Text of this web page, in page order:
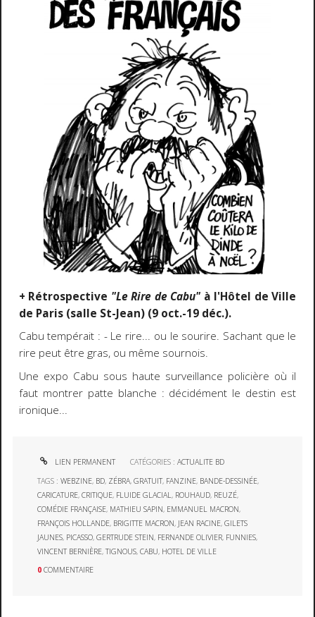
+ Rétrospective "Le Rire de Cabu" à l'Hôtel de Ville
de Paris (salle St-Jean) (9 oct.-19 déc.).
Cabu tempérait : - Le rire... ou le sourire. Sachant que le
rire peut être gras, ou même sournois.
Une expo Cabu sous haute surveillance policière où il
faut montrer patte blanche : décidément le destin est
ironique...
LIEN PERMANENT CATÉGORIES :ACTUALITE BD
TAGS :WEBZINE, BD, ZÉBRA,GRATUIT, FANZINE, BANDE-DESSINÉE,
CARICATURE,CRITIQUE, FLUIDE GLACIAL , ROUHAUD, REUZÉ,
COMÉDIE FRANÇAISE, MATHIEU SAPIN, EMMANUEL MACRON,
FRANÇOIS HOLLANDE, BRIGITTE MACRON, JEAN RACINE,GILETS
JAUNES, PICASSO,GERTRUDE STEIN, FERNANDE OLIVIER, FUNNIES,
VINCENT BERNIÈRE,TIGNOUS,CABU, HOTEL DE VILLE
0 COMMENTAIRE